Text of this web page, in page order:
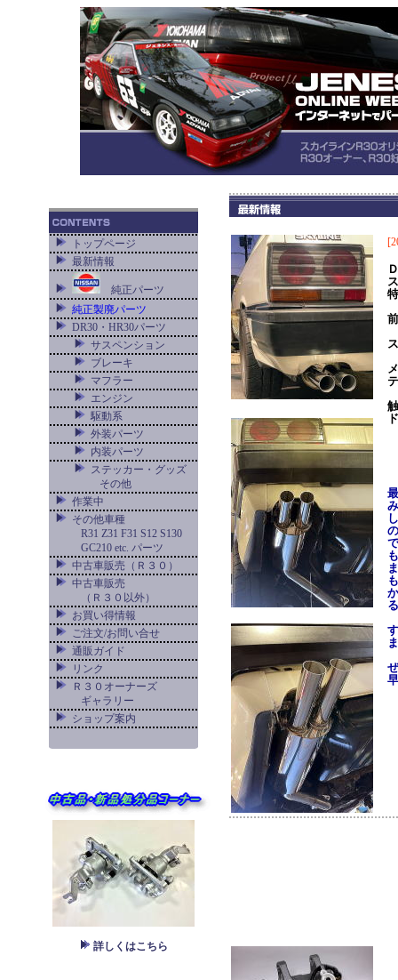
トップページ
最新情報
純正パーツ
純正製廃パーツ
DR30・HR30パーツ
サスペンション
ブレーキ
マフラー
エンジン
駆動系
外装パーツ
内装パーツ
ステッカー・グッズ
その他
作業中
その他車種
R31 Z31 F31 S12 S130
GC210 etc. パーツ
中古車販売（Ｒ３０）
中古車販売
（Ｒ３０以外）
お買い得情報
ご注文/お問い合せ
通販ガイド
リンク
Ｒ３０オーナーズ
ギャラリー
ショップ案内
詳しくはこちら